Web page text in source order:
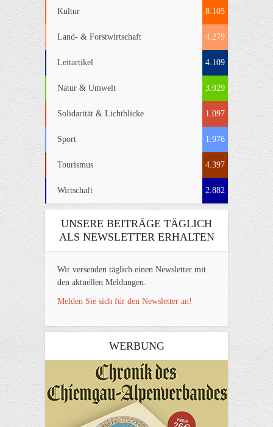
Kultur 8.105
Land- & Forstwirtschaft 4.279
Leitartikel 4.109
Natur & Umwelt 3.929
Solidarität & Lichtblicke 1.097
Sport 1.976
Tourismus 4.397
Wirtschaft 2.882
UNSERE BEITRÄGE TÄGLICH
ALS NEWSLETTER ERHALTEN
Wir versenden täglich einen Newsletter mit
den aktuellen Meldungen.
Melden Sie sich für den Newsletter an!
WERBUNG